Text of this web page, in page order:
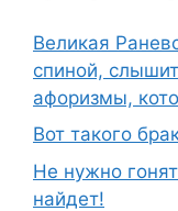
Великая
спиной,
афоризмы,
Вот такого
Не нужно
найдет!